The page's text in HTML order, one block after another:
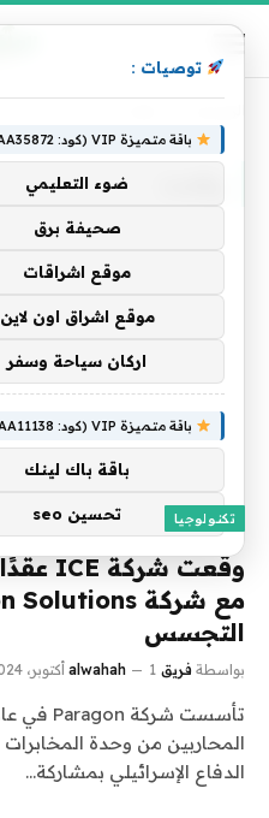
تكنولوجيا
التجسس
بواسطة فريق alwahah 1 أكتوبر، 2024
الدفاع الإسرائيلي بمشاركة…
توصيات :
باقة متميزة VIP (كود: AA35872):
ضوء التعليمي
صحيفة برق
موقع اشراقات
موقع اشراق اون لاين
اركان سياحة وسفر
باقة متميزة VIP (كود: AA11138):
باقة باك لينك
تحسين seo